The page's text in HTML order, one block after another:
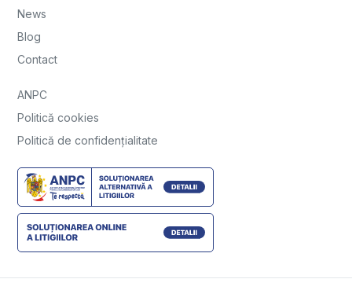
News
Blog
Contact
ANPC
Politică cookies
Politică de confidențialitate